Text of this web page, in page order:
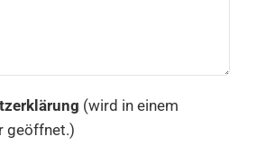
(wird in einem
geöffnet.)